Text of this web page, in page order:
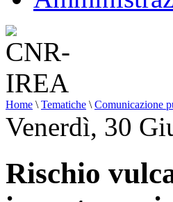
Home \ Tematiche \ Comunicazione
Venerdì, 30
Rischio